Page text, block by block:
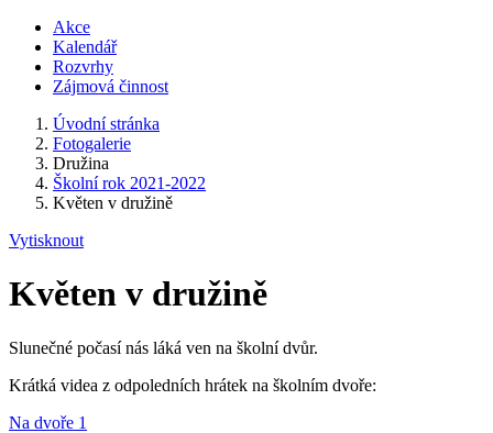
Akce
Kalendář
Rozvrhy
Zájmová činnost
Úvodní stránka
Fotogalerie
Družina
Školní rok 2021-2022
Květen v družině
Vytisknout
Květen v družině
Slunečné počasí nás láká ven na školní dvůr.
Krátká videa z odpoledních hrátek na školním dvoře:
Na dvoře 1